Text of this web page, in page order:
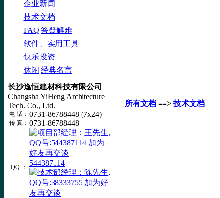
企业新闻
技术文档
FAQ|答疑解难
软件、实用工具
快乐投资
休闲|经典名言
长沙逸恒建材科技有限公司
Changsha YiHeng Architecture
Tech. Co., Ltd.
电 话： 0731-86788448 (7x24)
传 真： 0731-86788448
QQ ： 544387114
所有文档 ==> 技术文档